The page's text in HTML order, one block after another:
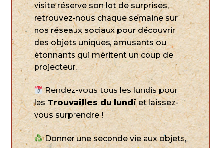
visite réserve son lot de surprises,
retrouvez-nous chaque semaine sur
nos réseaux sociaux pour découvrir
des objets uniques, amusants ou
étonnants qui méritent un coup de
projecteur.
Rendez-vous tous les lundis pour
les Trouvailles du lundiet laissez-
vous surprendre !
Donner une seconde vie aux objets,